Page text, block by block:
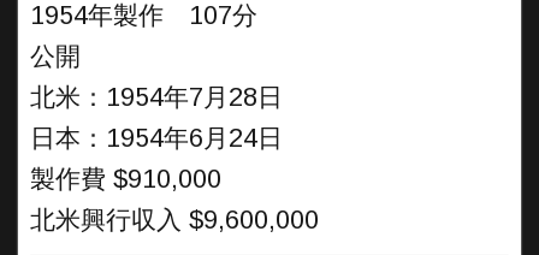
1954年製作 107分
公開
北米：1954年7月28日
日本：1954年6月24日
製作費 $910,000
北米興行収入 $9,600,000